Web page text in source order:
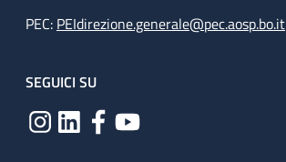
PEC: PEIdirezione.generale@pec.aosp.bo.it
SEGUICI SU